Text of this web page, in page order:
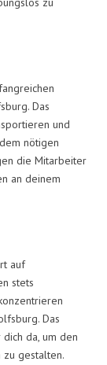
Das
und
nötigen
die Mitarbeiter
an deinem
auf
stets
Das
da, um den
gestalten.